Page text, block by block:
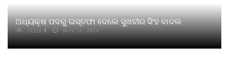
ଅଧ୍ୟକ୍ଷ ପଦରୁ ଇସ୍ତଫା ଦେଲେ ସୁଖବୀର ସିଂହ ବାଦଲ
15119 NOV 16, 2024